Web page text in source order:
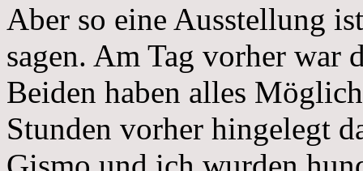
Aber so eine Ausstellung
sagen. Am Tag vorher war
Beiden haben alles
Stunden vorher hingelegt